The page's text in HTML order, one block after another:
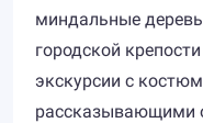
миндальные
городской
экскурсии с
рассказывающими